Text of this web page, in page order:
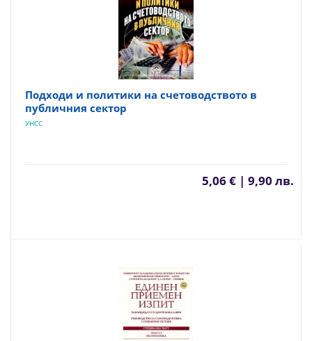
Подходи и политики на счетоводството в
публичния сектор
УНСС
5,06 € | 9,90 лв.